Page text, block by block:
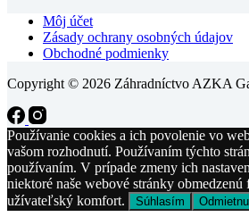
Môj účet
Zásady ochrany osobných údajov
Obchodné podmienky
Copyright © 2026 Záhradníctvo AZKA
Používanie cookies a ich povolenie vo
vašom rozhodnutí. Používaním týchto
používaním. V prípade zmeny ich
niektoré naše webové stránky
užívateľský komfort.
Súhlasím